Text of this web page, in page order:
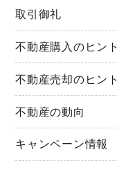
取引御礼
不動産購入のヒント
不動産売却のヒント
不動産の動向
キャンペーン情報